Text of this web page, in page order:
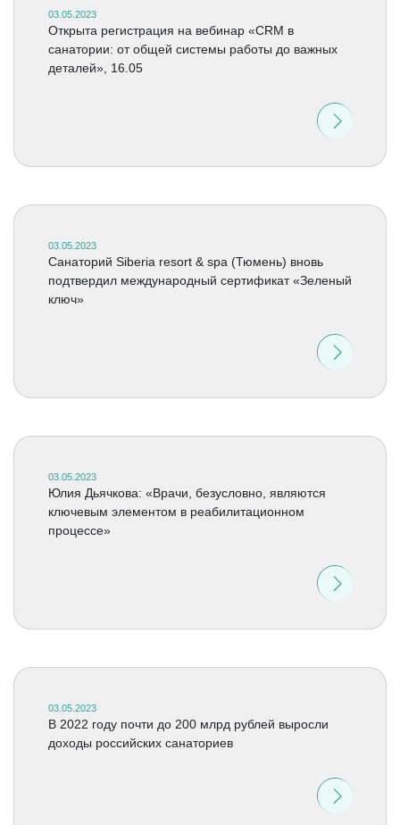
03.05.2023
Открыта регистрация на вебинар «CRM в
санатории: от общей системы работы до важных
деталей», 16.05
03.05.2023
Cанаторий Siberia resort & spa (Тюмень) вновь
подтвердил международный сертификат «Зеленый
ключ»
03.05.2023
Юлия Дьячкова: «Врачи, безусловно, являются
ключевым элементом в реабилитационном
процессе»
03.05.2023
В 2022 году почти до 200 млрд рублей выросли
доходы российских санаториев